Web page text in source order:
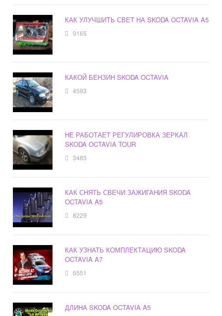
КАК УЛУЧШИТЬ СВЕТ НА SKODA OCTAVIA A5
9165
КАКОЙ БЕНЗИН SKODA OCTAVIA
4593
НЕ РАБОТАЕТ РЕГУЛИРОВКА ЗЕРКАЛ
SKODA OCTAVIA TOUR
3485
КАК СНЯТЬ СВЕЧИ ЗАЖИГАНИЯ SKODA
OCTAVIA A5
8229
КАК УЗНАТЬ КОМПЛЕКТАЦИЮ SKODA
OCTAVIA A7
6551
ДЛИНА SKODA OCTAVIA A5